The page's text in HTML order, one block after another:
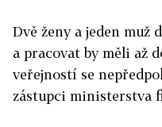
Dvě ženy a jeden muž
a pracovat by měli až
veřejností se
zástupci ministerstva